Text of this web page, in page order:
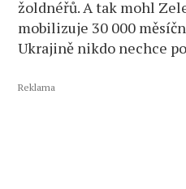
žoldnéřů. A tak mohl
mobilizuje 30 000
Ukrajině nikdo nechce
Reklama